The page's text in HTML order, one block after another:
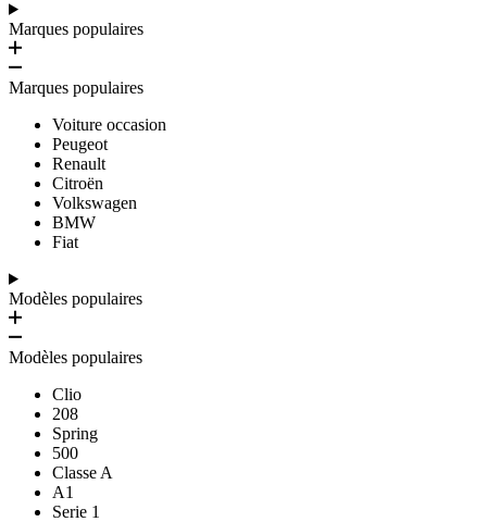
Marques populaires
Marques populaires
Voiture occasion
Peugeot
Renault
Citroën
Volkswagen
BMW
Fiat
Modèles populaires
Modèles populaires
Clio
208
Spring
500
Classe A
A1
Serie 1